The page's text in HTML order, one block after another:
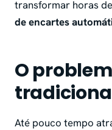
transformar horas
de encartes
O
Até pouco tempo